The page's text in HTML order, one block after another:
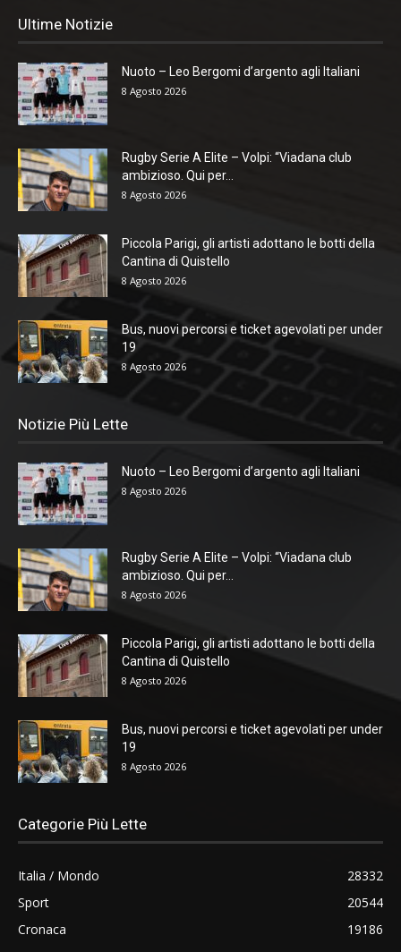
Ultime Notizie
Nuoto – Leo Bergomi d’argento agli Italiani
8 Agosto 2026
Rugby Serie A Elite – Volpi: “Viadana club
ambizioso. Qui per...
8 Agosto 2026
Piccola Parigi, gli artisti adottano le botti della
Cantina di Quistello
8 Agosto 2026
Bus, nuovi percorsi e ticket agevolati per under
19
8 Agosto 2026
Notizie Più Lette
Nuoto – Leo Bergomi d’argento agli Italiani
8 Agosto 2026
Rugby Serie A Elite – Volpi: “Viadana club
ambizioso. Qui per...
8 Agosto 2026
Piccola Parigi, gli artisti adottano le botti della
Cantina di Quistello
8 Agosto 2026
Bus, nuovi percorsi e ticket agevolati per under
19
8 Agosto 2026
Categorie Più Lette
Italia / Mondo
28332
Sport
20544
Cronaca
19186